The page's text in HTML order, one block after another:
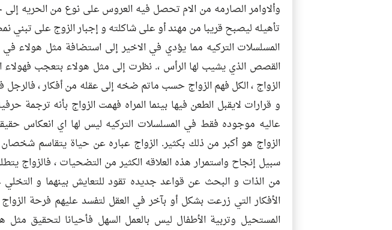
وألاوامر الصارمه من الام تحصل فيه العروس على نوع من الحريه
تأهيله ليصبح قريبا من مهند أو على شاكلته و إجبار الزوج على
المسلسلات التركيه مما يؤدي في الاخير إلى استضافة مثل هولاء
القصص الذي يشيب لها الرأس ،. نظرت إلى مثل هولاء بتعجب فهولاء
الزواج ، الكل فهم الزواج حسب ماتم ضخه إلى عقله من أفكار ، فالرجل
و قرارات لايقبل الطعن فيها بينما المراه فهمت الزواج بأنه ترجمة
عاليه موجوده فقط في المسلسلات التركيه ليس لها اي انعكاس
الزواج هو أكبر من ذلك بكثير. الزواج عباره عن حياة يتقاسم
سبيل إنجاح واستمرار هذه العلاقه الكثير من التضحيات ، فالزواج
من الذات و البحث عن قواعد جديده تقود للتعايش بينهما و
الأفكار التي زرعت بشكل أو بآخر في العقل لتفسد عليهم فرحة
المستحيل وتربية الأطفال ليس بالعمل السهل فأحيانا لتحقيق